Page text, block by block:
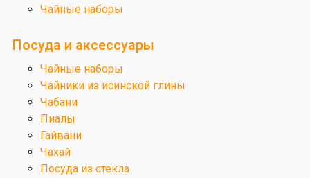
Чайные наборы
Посуда и аксессуары
Чайные наборы
Чайники из исинской глины
Чабани
Пиалы
Гайвани
Чахай
Посуда из стекла